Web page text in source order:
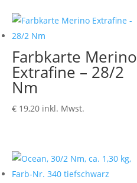
Farbkarte Merino
Extrafine – 28/2
Nm
€ 19,20 inkl. Mwst.